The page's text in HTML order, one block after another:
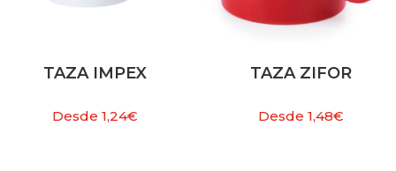
TAZA IMPEX
Desde1,24€
TAZA ZIFOR
Desde 1,48€